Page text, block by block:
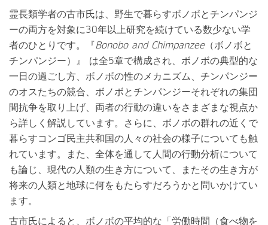
霊長類学者の古市氏は、野生で暮らすボノボとチンパンジ
ーの両方を対象に30年以上研究を続けている数少ない学
者のひとりです。『Bonobo and Chimpanzee（ボノボと
チンパンジー）』 は全5章で構成され、ボノボの典型的な
一日の過ごし方、ボノボの性のメカニズム、チンパンジー
のオスたちの競合、ボノボとチンパンジーそれぞれの集団
間抗争を取り上げ、両者の行動の違いをさまざまな視点か
ら詳しく解説しています。さらに、ボノボの群れの近くで
暮らすコンゴ民主共和国の人々の社会の様子についても触
れています。また、全体を通して人間の行動分析について
も論じ、現代の人類の生き方について、またその生き方が
将来の人類と地球に何をもたらすだろうかと問いかけてい
ます。
古市氏によると、ボノボの平均的な「労働時間（食べ物を